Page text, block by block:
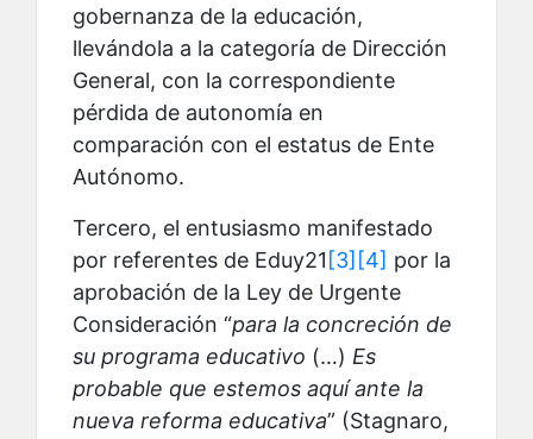
gobernanza de la educación,
llevándola a la categoría de Dirección
General, con la correspondiente
pérdida de autonomía en
comparación con el estatus de Ente
Autónomo.
Tercero, el entusiasmo manifestado
por referentes de Eduy21 [3] [4] por la
aprobación de la Ley de Urgente
Consideración “para la concreción de
su programa educativo (…) Es
probable que estemos aquí ante la
nueva reforma educativa” (Stagnaro,